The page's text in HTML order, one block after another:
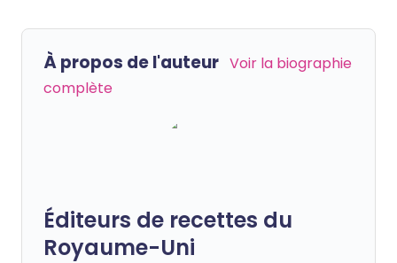
À propos de l'auteur Voir la biographie
complète
Éditeurs de recettes du
Royaume-Uni